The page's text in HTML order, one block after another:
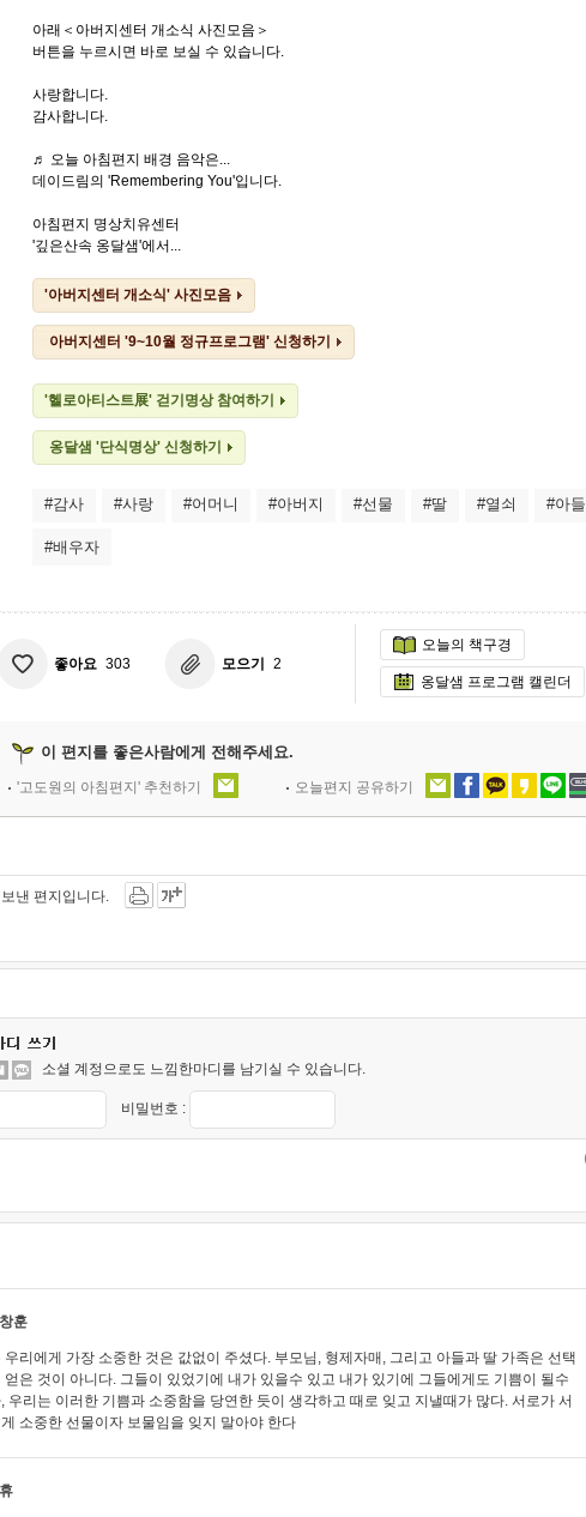
아래＜아버지센터 개소식 사진모음＞
버튼을 누르시면 바로 보실 수 있습니다.
사랑합니다.
감사합니다.
♬ 오늘 아침편지 배경 음악은...
데이드림의 'Remembering You'입니다.
아침편지 명상치유센터
'깊은산속 옹달샘'에서...
'아버지센터 개소식' 사진모음
아버지센터 '9~10월 정규프로그램' 신청하기
'헬로아티스트展' 걷기명상 참여하기
옹달샘 '단식명상' 신청하기
#감사 #사랑 #어머니 #아버지 #선물 #딸 #열쇠 #아들
#배우자
좋아요 303 모으기 2
오늘의 책구경
옹달샘 프로그램 캘린더
이 편지를 좋은사람에게 전해주세요.
'고도원의 아침편지' 추천하기 오늘편지 공유하기
낸 편지입니다.
소셜 계정으로도 느낌한마디를 남기실 수 있습니다.
비밀번호 :
훈
우리에게 가장 소중한 것은 값없이 주셨다. 부모님, 형제자매, 그리고 아들과 딸 가족은 선택
얻은 것이 아니다. 그들이 있었기에 내가 있을수 있고 내가 있기에 그들에게도 기쁨이 될수
우리는 이러한 기쁨과 소중함을 당연한 듯이 생각하고 때로 잊고 지낼때가 많다. 서로가 서
소중한 선물이자 보물임을 잊지 말아야 한다